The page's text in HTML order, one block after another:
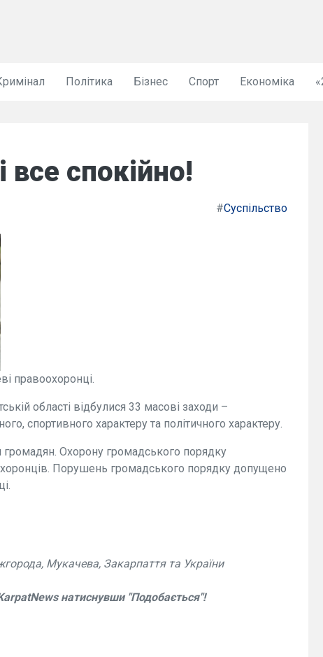
Політика Бізнес Спорт Економіка
все спокійно!
#Суспільство
правоохоронці.
області відбулися 33 масові заходи –
спортивного характеру та політичного характеру.
Охорону громадського порядку
Порушень громадського порядку допущено
Мукачева, Закарпаття та України
натиснувши "Подобається"!